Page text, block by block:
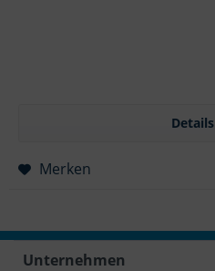
Details
Merken
Unternehmen